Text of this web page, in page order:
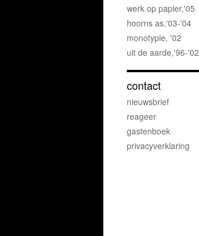
werk op papier,'05
hoorns as,'03-'04
monotypie, '02
uit de aarde,'96-'02
contact
nieuwsbrief
reageer
gastenboek
privacyverklaring